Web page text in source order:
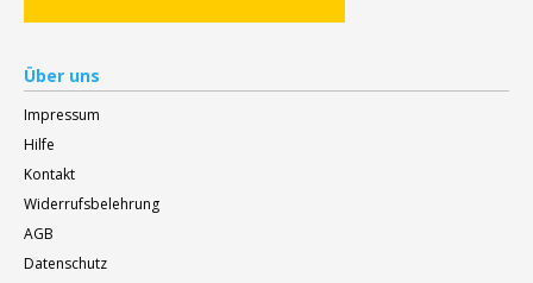
Über uns
Impressum
Hilfe
Kontakt
Widerrufsbelehrung
AGB
Datenschutz